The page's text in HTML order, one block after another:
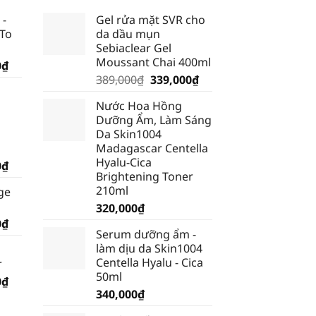
₫Giá
₫Giá
tại
199,500₫.
₫Giá
185,250₫.
₫Giá
Gel rửa mặt SVR cho
da dầu mụn
Sebiaclear Gel
Moussant Chai 400ml
389,000₫ Giá
là:
389,000₫.
339,000₫Giá
là:
Nước Hoa Hồng
Dưỡng Ẩm, Làm Sáng
Da Skin1004
Madagascar Centella
Hyalu-Cica
Brightening Toner
210ml
320,000₫
Serum dưỡng ẩm -
làm dịu da Skin1004
Centella Hyalu - Cica
50ml
340,000₫